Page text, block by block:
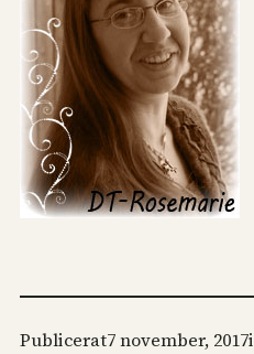
Publicerat7 november, 2017i